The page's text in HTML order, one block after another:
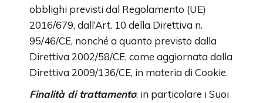
obblighi previsti dal Regolamento (UE)
2016/679, dall’Art. 10 della Direttiva n.
95/46/CE, nonché a quanto previsto dalla
Direttiva 2002/58/CE, come aggiornata dalla
Direttiva 2009/136/CE, in materia di Cookie.
Finalità di trattamento: in particolare i Suoi